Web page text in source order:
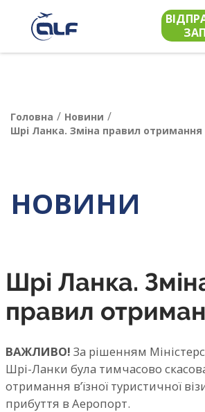
Головна / Новини /
Шрі Ланка. Зміна правил отримання
НОВИНИ
Шрі Ланка.
правил
ВАЖЛИВО! За рішенням
Шрі-Ланки була тимчасово
отримання в’їзної туристичної
прибуття в Аеропорт.